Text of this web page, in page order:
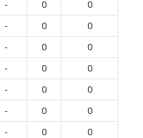
- 0
0
- 0
0
- 0
0
- 0
0
- 0
0
- 0
0
- 0
0